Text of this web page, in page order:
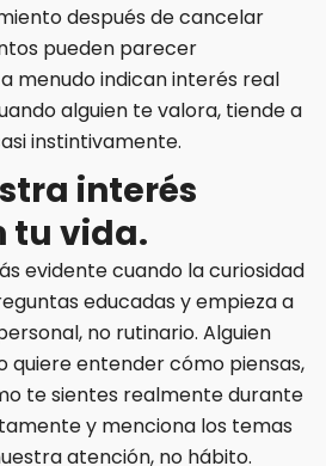
después de cancelar
pueden parecer
menudo indican interés real
alguien te valora, tiende a
instintivamente.
interés
tu vida.
evidente cuando la curiosidad
educadas y empieza a
no rutinario. Alguien
quiere entender cómo piensas,
te sientes realmente durante
y menciona los temas
atención, no hábito.